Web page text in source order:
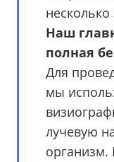
несколько
Наш
полная
Для
мы
лучевую
организм.